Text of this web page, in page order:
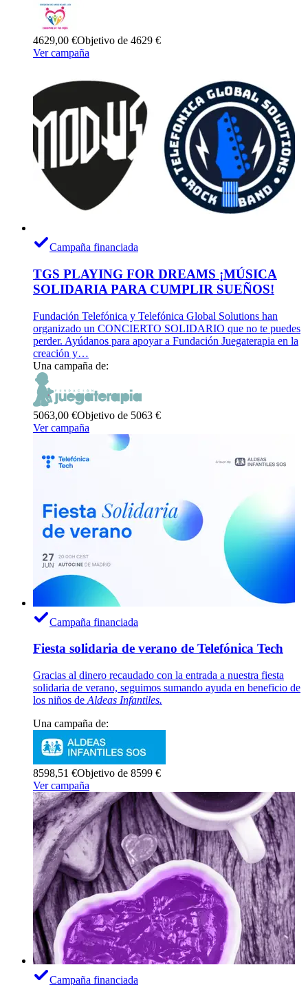
4629,00 €Objetivo de 4629 €
Ver campaña
Campaña financiada
TGS PLAYING FOR DREAMS ¡MÚSICA
SOLIDARIA PARA CUMPLIR SUEÑOS!
Fundación Telefónica y Telefónica Global Solutions han
organizado un CONCIERTO SOLIDARIO que no te puedes
perder. Ayúdanos para apoyar a Fundación Juegaterapia en la
creación y…
Una campaña de:
5063,00 €Objetivo de 5063 €
Ver campaña
Campaña financiada
Fiesta solidaria de verano de Telefónica Tech
Gracias al dinero recaudado con la entrada a nuestra fiesta
solidaria de verano, seguimos sumando ayuda en beneficio de
los niños de Aldeas Infantiles.
Una campaña de:
8598,51 €Objetivo de 8599 €
Ver campaña
Campaña financiada